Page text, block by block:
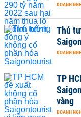
DOANH
Thủ
DOANH
TP
vàng
DOANH